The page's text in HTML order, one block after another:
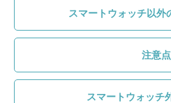
スマートウォッチ以外
注意点
スマートウォッチ